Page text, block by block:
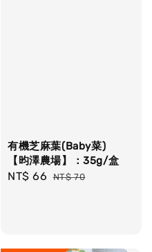
有機芝麻葉(Baby菜)
【昀澤農場】：35g/盒
Sale
NT$ 66 Regular
NT$ 70